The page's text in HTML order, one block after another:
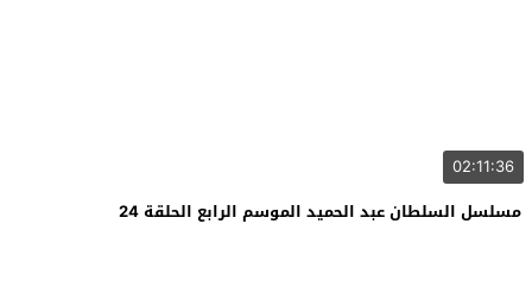
02:11:36
مسلسل السلطان عبد الحميد الموسم الرابع الحلقة 24